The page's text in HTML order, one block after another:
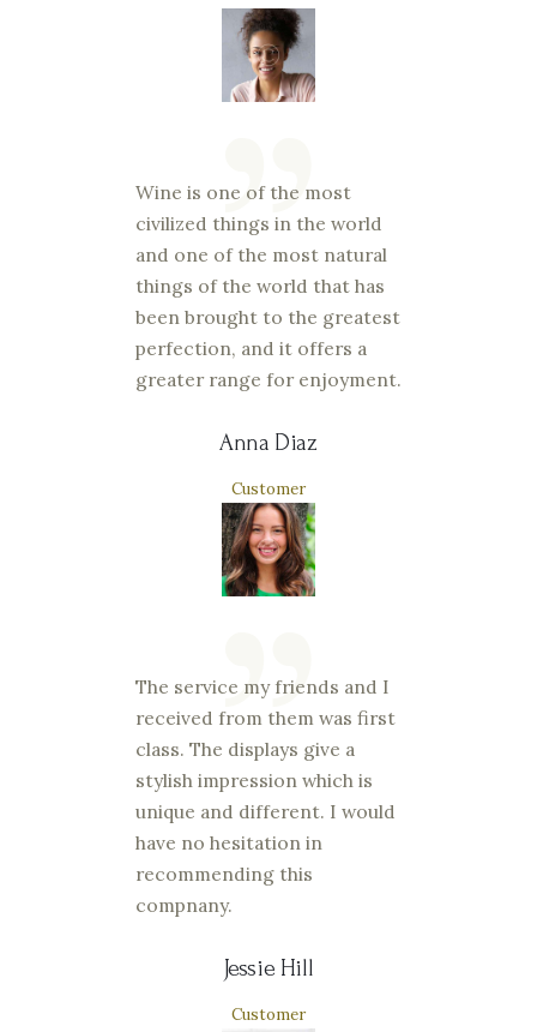
Wine is one of the most
civilized things in the world
and one of the most natural
things of the world that has
been brought to the greatest
perfection, and it offers a
greater range for enjoyment.
Anna Diaz
Customer
The service my friends and I
received from them was first
class. The displays give a
stylish impression which is
unique and different. I would
have no hesitation in
recommending this
compnany.
Jessie Hill
Customer